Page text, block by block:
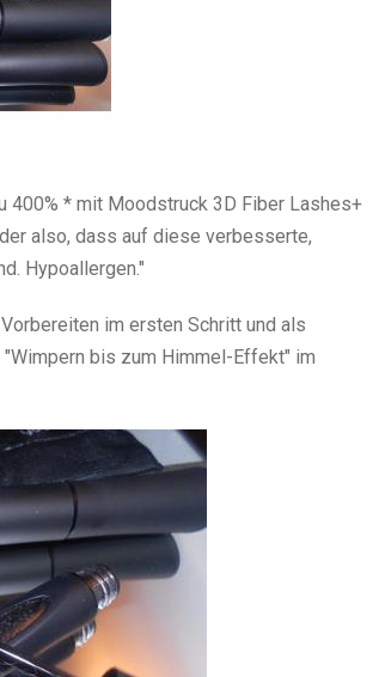
400% * mit Moodstruck 3D Fiber Lashes+
also, dass auf diese verbesserte,
Hypoallergen."
im ersten Schritt und als
"Wimpern bis zum Himmel-Effekt" im